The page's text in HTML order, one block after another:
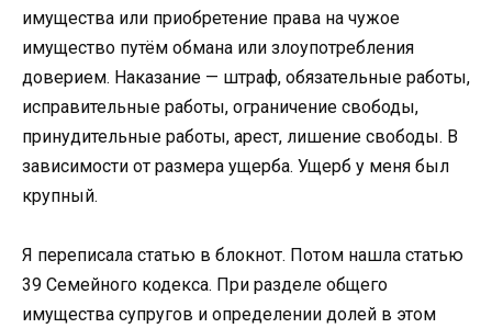
имущества или приобретение права на чужое
имущество путём обмана или злоупотребления
доверием. Наказание — штраф, обязательные работы,
исправительные работы, ограничение свободы,
принудительные работы, арест, лишение свободы. В
зависимости от размера ущерба. Ущерб у меня был
крупный.
Я переписала статью в блокнот. Потом нашла статью
39 Семейного кодекса. При разделе общего
имущества супругов и определении долей в этом